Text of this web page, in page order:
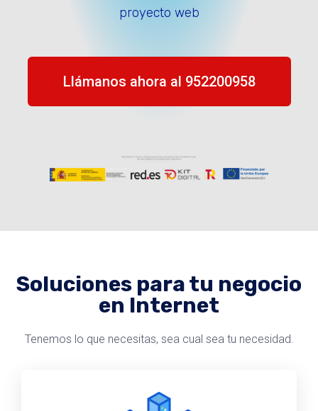
proyecto web
Llámanos ahora al 952200958
Soluciones para tu negocio
en Internet
Tenemos lo que necesitas, sea cual sea tu necesidad.